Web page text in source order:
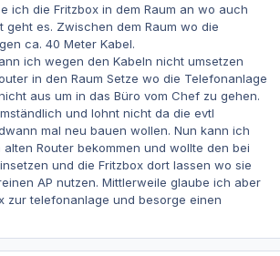
ich die Fritzbox in dem Raum an wo auch
geht es. Zwischen dem Raum wo die
ca. 40 Meter Kabel.
ich wegen den Kabeln nicht umsetzen
in den Raum Setze wo die Telefonanlage
aus um in das Büro vom Chef zu gehen.
und lohnt nicht da die evtl
mal neu bauen wollen. Nun kann ich
alten Router bekommen und wollte den bei
und die Fritzbox dort lassen wo sie
AP nutzen. Mittlerweile glaube ich aber
zur telefonanlage und besorge einen